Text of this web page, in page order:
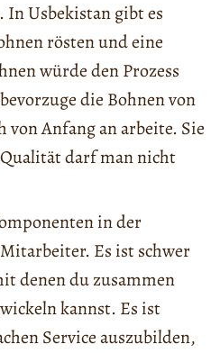
Usbekistan gibt es
rösten und eine
würde den Prozess
die Bohnen von
Anfang an arbeite. Sie
darf man nicht
in der
Es ist schwer
denen du zusammen
kannst. Es ist
Service auszubilden,